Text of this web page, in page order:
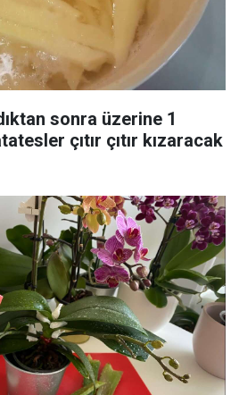
sonra üzerine 1
çıtır çıtır kızaracak